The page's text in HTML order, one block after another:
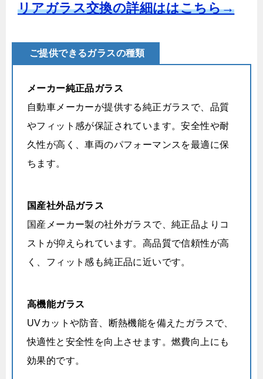
リアガラス交換の詳細ははこちら→
ご提供できるガラスの種類
メーカー純正品ガラス
自動車メーカーが提供する純正ガラスで、品質
やフィット感が保証されています。安全性や耐
久性が高く、車両のパフォーマンスを最適に保
ちます。
国産社外品ガラス
国産メーカー製の社外ガラスで、純正品よりコ
ストが抑えられています。高品質で信頼性が高
く、フィット感も純正品に近いです。
高機能ガラス
UVカットや防音、断熱機能を備えたガラスで、
快適性と安全性を向上させます。燃費向上にも
効果的です。